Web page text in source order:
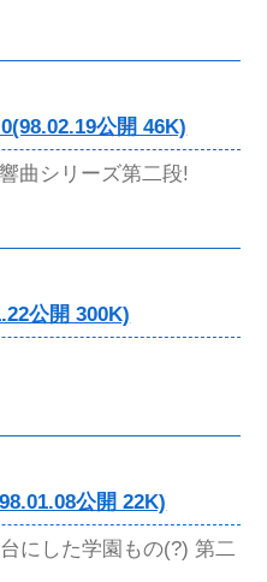
公開 46K)
曲シリーズ第二段!
公開 300K)
公開 22K)
にした学園もの(?) 第二